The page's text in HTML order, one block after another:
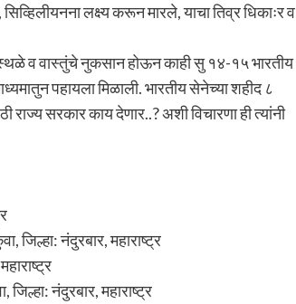
लक्ष्य करून मारले, याचा तिव्र धिकाःर व
व वास्तुंचे नुकसान होऊन काही सु १४-१५ भारतीय
पहायला मिळाली. भारतीय सेनेच्या शहीद ८
राज्य सरकार काय देणार..? अशी विचारणा ही त्यांनी
नंदुरबार, महाराष्ट्र
नंदुरबार, महाराष्ट्र